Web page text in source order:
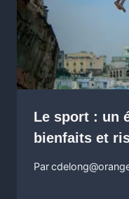
Le sport : un
bienfaits et
Par